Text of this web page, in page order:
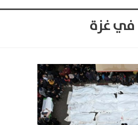
في غزة